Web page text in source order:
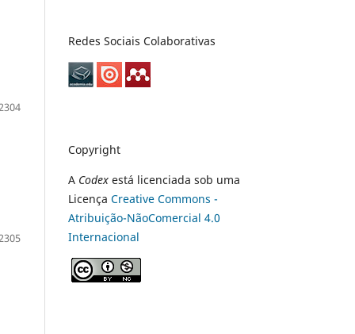
Redes Sociais Colaborativas
Copyright
A Codex está licenciada sob uma
Licença Creative Commons -
Atribuição-NãoComercial 4.0
Internacional